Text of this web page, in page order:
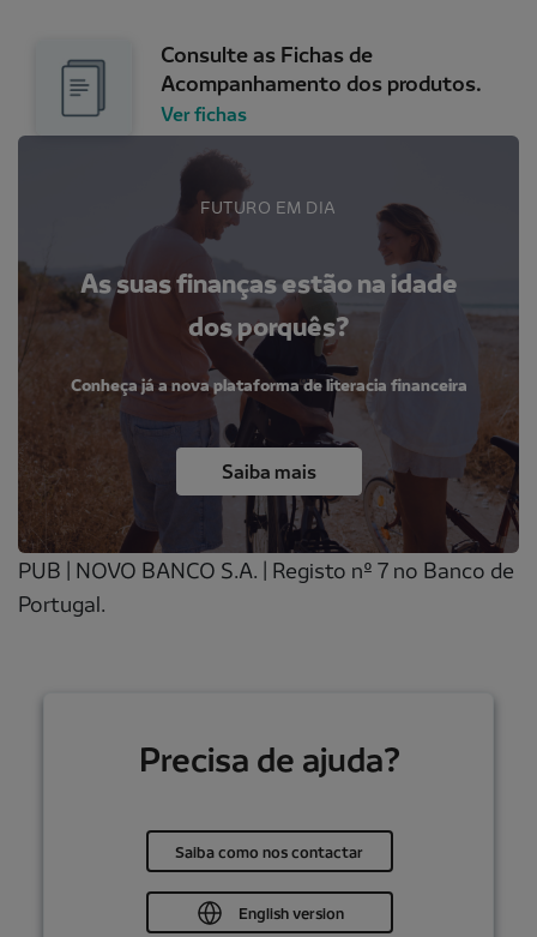
Consulte as Fichas de
Acompanhamento dos produtos.
Ver fichas
FUTURO EM DIA
As suas finanças estão na idade
dos porquês?
Conheça já a nova plataforma de literacia financeira
Saiba mais
PUB | NOVO BANCO S.A. | Registo nº 7 no Banco de
Portugal.
Precisa de ajuda?
Saiba como nos contactar
English version